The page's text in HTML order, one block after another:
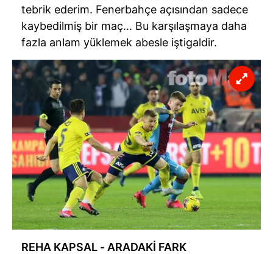
tebrik ederim. Fenerbahçe açısından sadece
kaybedilmiş bir maç... Bu karşılaşmaya daha
fazla anlam yüklemek abesle iştigaldir.
REHA KAPSAL - ARADAKİ FARK